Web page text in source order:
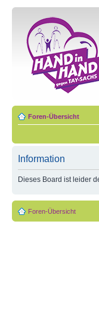
Foren-Übersicht
Information
Dieses Board ist leider
Foren-Übersicht